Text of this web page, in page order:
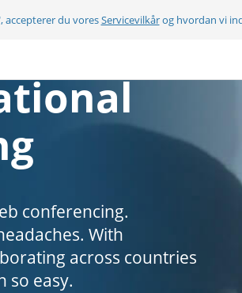
accepterer du voresServicevilkårog hvordan vi
conferencing.
​​​​​​​With
across countries
so easy.